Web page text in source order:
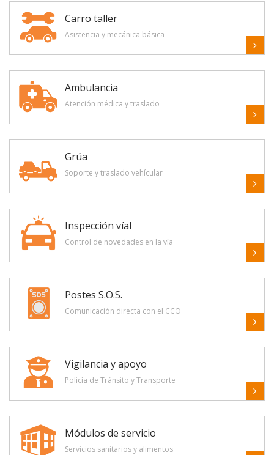
Carro taller
Asistencia y mecánica básica
Ambulancia
Atención médica y traslado
Grúa
Soporte y traslado vehícular
Inspección víal
Control de novedades en la vía
Postes S.O.S.
Comunicación directa con el CCO
Vigilancia y apoyo
Policía de Tránsito y Transporte
Módulos de servicio
Servicios sanitarios y alimentos